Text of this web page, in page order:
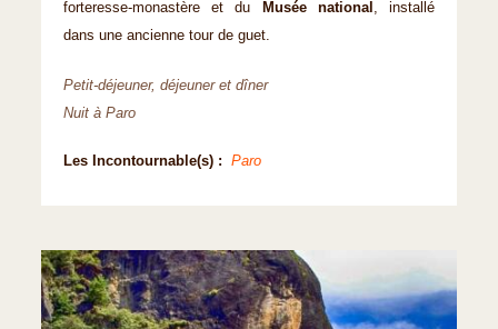
forteresse-monastère et du Musée national , installé
dans une ancienne tour de guet.
Petit-déjeuner, déjeuner et dîner
Nuit à Paro
Les Incontournable(s) : Paro